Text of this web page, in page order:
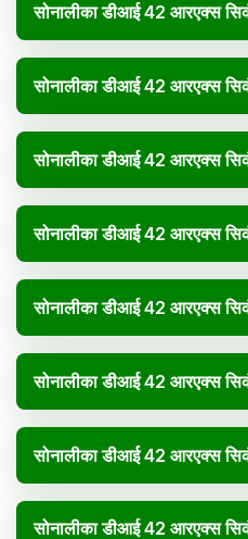
सोनालीका डीआई 42 आरएक्स
सोनालीका डीआई 42 आरएक्स
सोनालीका डीआई 42 आरएक्स
सोनालीका डीआई 42 आरएक्स
सोनालीका डीआई 42 आरएक्स
सोनालीका डीआई 42 आरएक्स
सोनालीका डीआई 42 आरएक्स
सोनालीका डीआई 42 आरएक्स